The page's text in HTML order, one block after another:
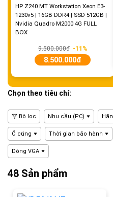
HP Z240 MT Workstation Xeon E3-
1230v5 | 16GB DDR4 | SSD 512GB |
Nvidia Quadro M2000 4G FULL
BOX
9.500.000đ-11%
8.500.000đ
Chọn theo tiêu chí:
Bộ lọc Nhu cầu (PC)
Ổ cứng Thời gian bảo hành
Dòng VGA
48 Sản phẩm